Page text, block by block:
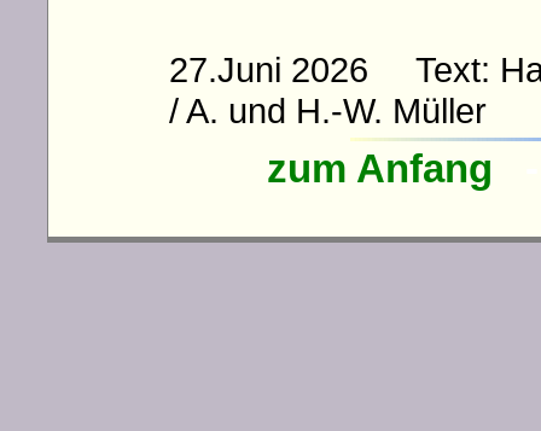
27.Juni 2026 Text:
/ A. und H.-W. Müller
zum Anfang